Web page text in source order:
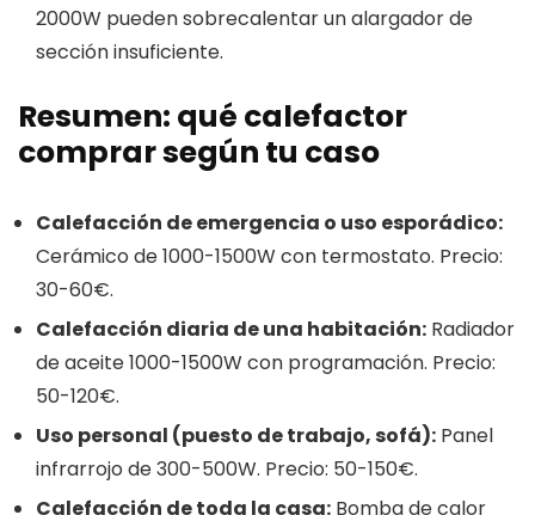
2000W pueden sobrecalentar un alargador de
sección insuficiente.
Resumen: qué calefactor
comprar según tu caso
Calefacción de emergencia o uso esporádico:
Cerámico de 1000-1500W con termostato. Precio:
30-60€.
Calefacción diaria de una habitación: Radiador
de aceite 1000-1500W con programación. Precio:
50-120€.
Uso personal (puesto de trabajo, sofá): Panel
infrarrojo de 300-500W. Precio: 50-150€.
Calefacción de toda la casa: Bomba de calor